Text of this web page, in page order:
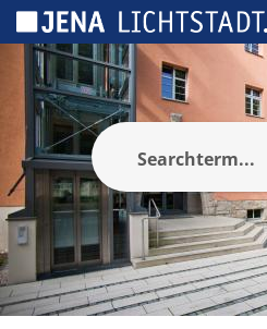
Cookies management panel